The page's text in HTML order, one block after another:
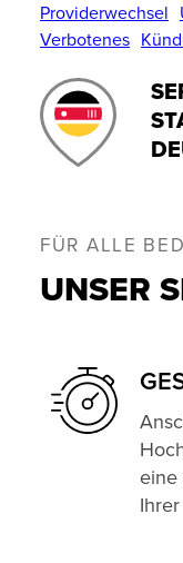
Providerwechsel
Verbotenes
FÜR ALLE
UNSER
eine